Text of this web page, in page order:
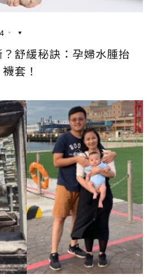
舒緩秘訣：孕婦水腫抬
套！